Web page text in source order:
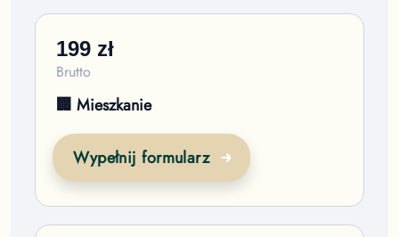
199 zł
Brutto
🏢 Mieszkanie
Wypełnij formularz